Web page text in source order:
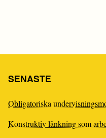
SENASTE
Obligatoriska
Konstruktiv länkning som